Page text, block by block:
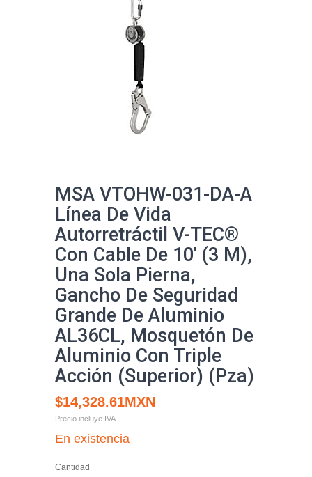
MSA VTOHW-031-DA-A
Línea De Vida
Autorretráctil V-TEC®
Con Cable De 10' (3 M),
Una Sola Pierna,
Gancho De Seguridad
Grande De Aluminio
AL36CL, Mosquetón De
Aluminio Con Triple
Acción (Superior) (Pza)
$14,328.61MXN
Precio incluye IVA
En existencia
Cantidad